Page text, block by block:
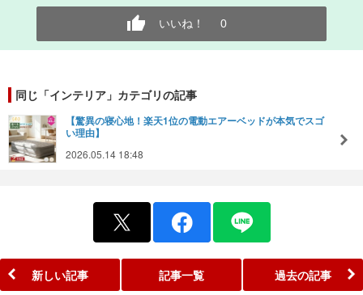
いいね！ 0
同じ「インテリア」カテゴリの記事
【驚異の寝心地！楽天1位の電動エアーベッドが本気でスゴ
い理由】
2026.05.14 18:48
新しい記事 記事一覧 過去の記事